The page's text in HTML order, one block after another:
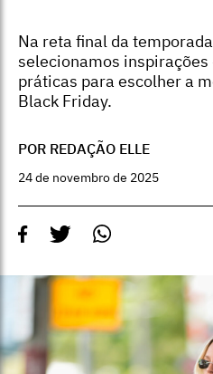
Na reta final da
selecionamos
práticas para escolher a
Black Friday.
POR REDAÇÃO ELLE
24 de novembro de 2025